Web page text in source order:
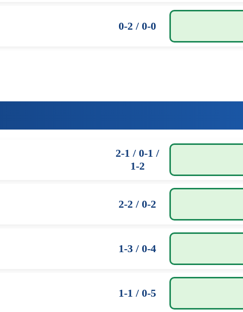
0-2 / 0-0
2-1 / 0-1 /
1-2
2-2 / 0-2
1-3 / 0-4
1-1 / 0-5